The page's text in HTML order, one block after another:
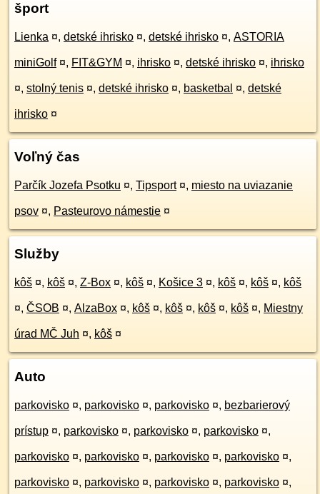
šport
Lienka ¤, detské ihrisko ¤, detské ihrisko ¤, ASTORIA
miniGolf ¤, FIT&GYM ¤, ihrisko ¤, detské ihrisko ¤, ihrisko
¤, stolný tenis ¤, detské ihrisko ¤, basketbal ¤, detské
ihrisko ¤
Voľný čas
Parčík Jozefa Psotku ¤, Tipsport ¤, miesto na uviazanie
psov ¤, Pasteurovo námestie ¤
Služby
kôš ¤, kôš ¤, Z-Box ¤, kôš ¤, Košice 3 ¤, kôš ¤, kôš ¤, kôš
¤, ČSOB ¤, AlzaBox ¤, kôš ¤, kôš ¤, kôš ¤, kôš ¤, Miestny
úrad MČ Juh ¤, kôš ¤
Auto
parkovisko ¤, parkovisko ¤, parkovisko ¤, bezbarierový
prístup ¤, parkovisko ¤, parkovisko ¤, parkovisko ¤,
parkovisko ¤, parkovisko ¤, parkovisko ¤, parkovisko ¤,
parkovisko ¤, parkovisko ¤, parkovisko ¤, parkovisko ¤,